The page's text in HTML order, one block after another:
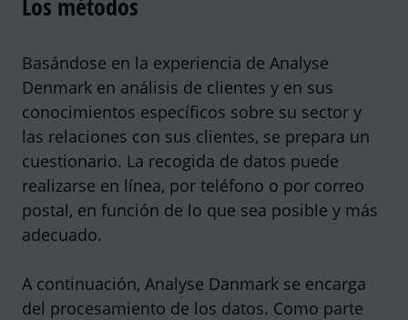
Basándose en la experiencia de Analyse
Denmark en análisis de clientes y en sus
conocimientos específicos sobre su sector y
las relaciones con sus clientes, se prepara un
cuestionario. La recogida de datos puede
realizarse en línea, por teléfono o por correo
postal, en función de lo que sea posible y más
adecuado.
A continuación, Analyse Danmark se encarga
del procesamiento de los datos. Como parte